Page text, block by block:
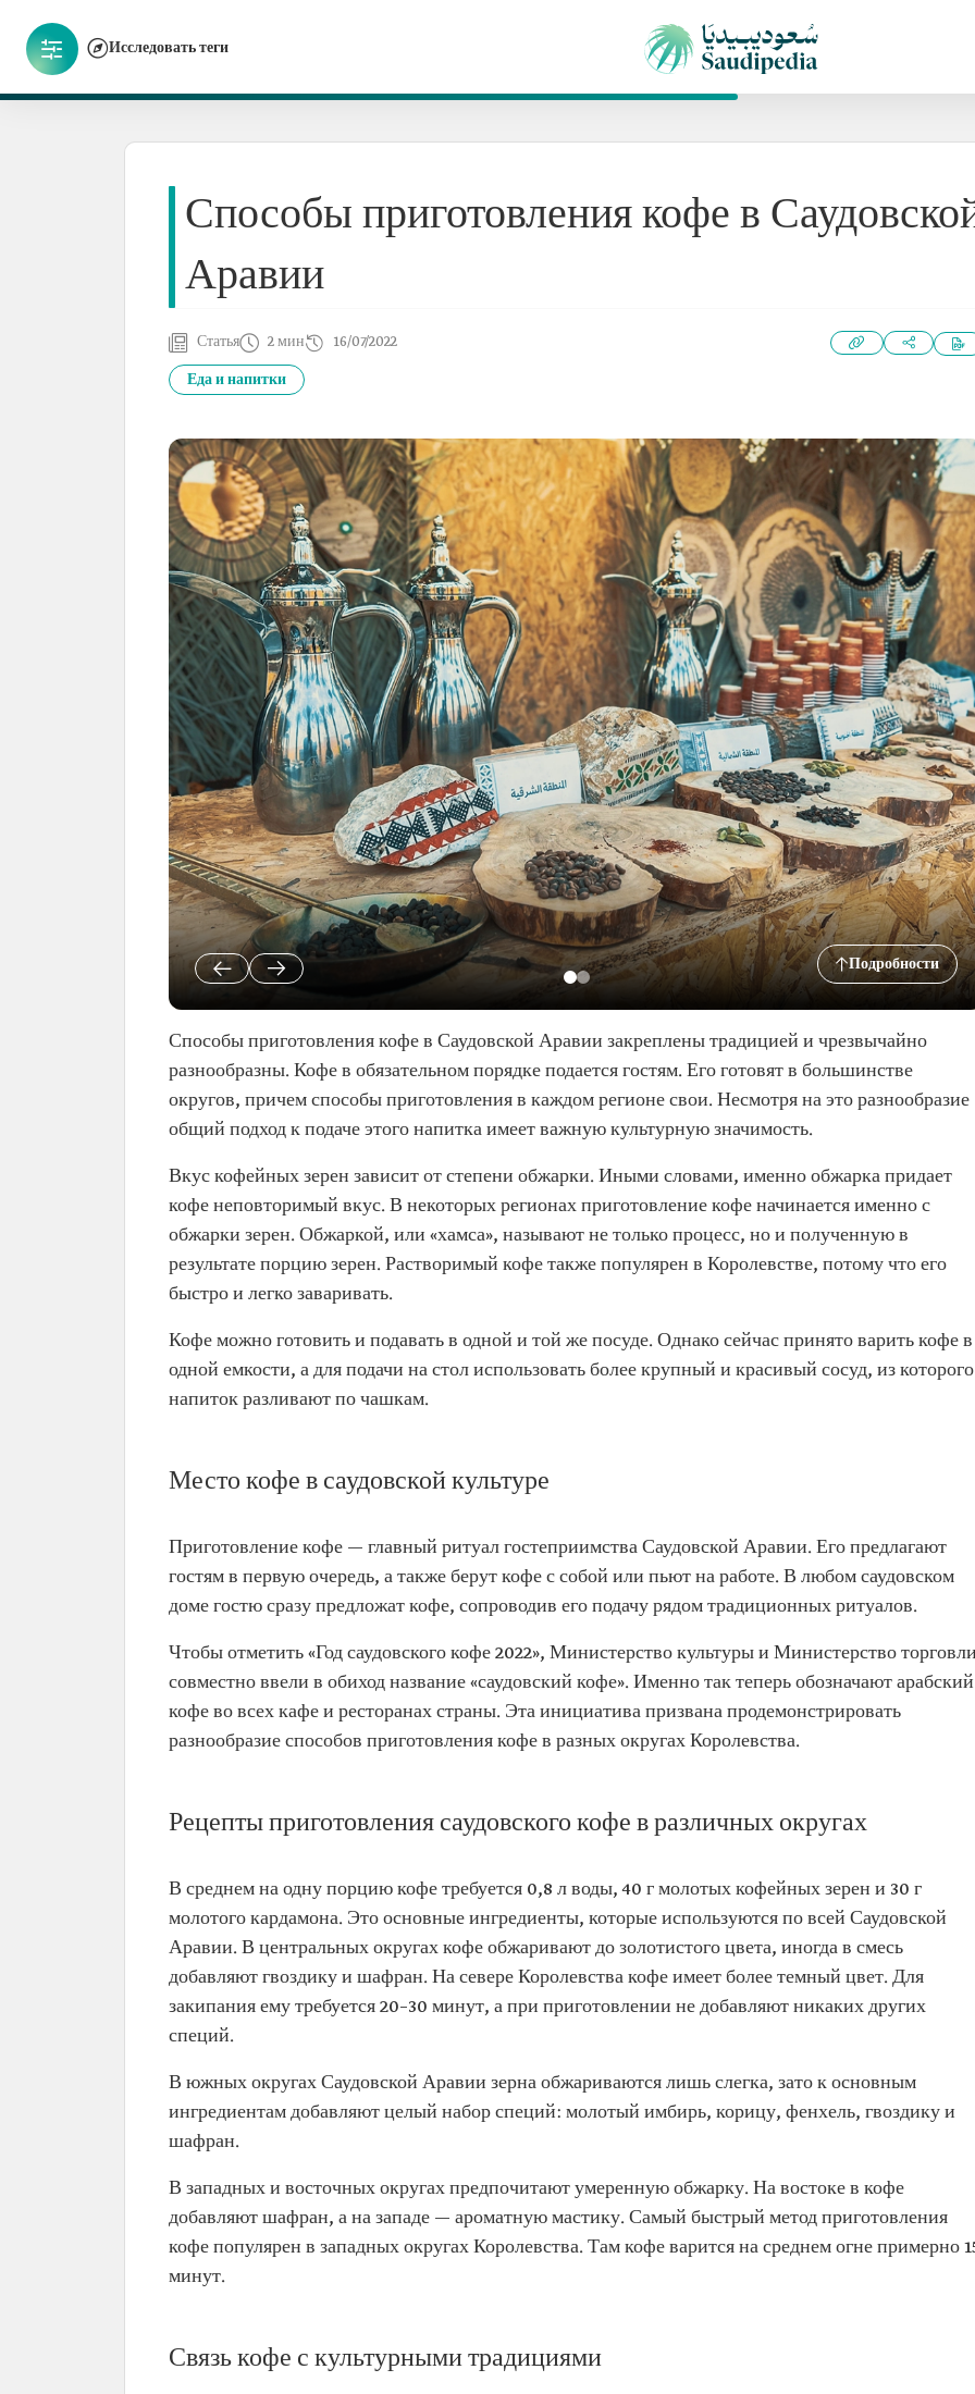
Исследовать теги
Способы приготовления кофе в
Аравии
Статья 2 мин 16/07/2022
Еда и напитки
Подробности
Способы приготовления кофе в Саудовской Аравии закреплены традицией и чрезвычайно
разнообразны. Кофе в обязательном порядке подается гостям. Его готовят в большинстве
округов, причем способы приготовления в каждом регионе свои. Несмотря на это разнообразие
общий подход к подаче этого напитка имеет важную культурную значимость.
Вкус кофейных зерен зависит от степени обжарки. Иными словами, именно обжарка придает
кофе неповторимый вкус. В некоторых регионах приготовление кофе начинается именно с
обжарки зерен. Обжаркой, или «хамса», называют не только процесс, но и полученную в
результате порцию зерен. Растворимый кофе также популярен в Королевстве, потому что его
быстро и легко заваривать.
Кофе можно готовить и подавать в одной и той же посуде. Однако сейчас принято варить кофе в
одной емкости, а для подачи на стол использовать более крупный и красивый сосуд, из которого
напиток разливают по чашкам.
Место кофе в саудовской культуре
Приготовление кофе — главный ритуал гостеприимства Саудовской Аравии. Его предлагают
гостям в первую очередь, а также берут кофе с собой или пьют на работе. В любом саудовском
доме гостю сразу предложат кофе, сопроводив его подачу рядом традиционных ритуалов.
Чтобы отметить «Год саудовского кофе 2022», Министерство культуры и Министерство
совместно ввели в обиход название «саудовский кофе». Именно так теперь обозначают арабский
кофе во всех кафе и ресторанах страны. Эта инициатива призвана продемонстрировать
разнообразие способов приготовления кофе в разных округах Королевства.
Рецепты приготовления саудовского кофе в различных округах
В среднем на одну порцию кофе требуется 0,8 л воды, 40 г молотых кофейных зерен и 30 г
молотого кардамона. Это основные ингредиенты, которые используются по всей Саудовской
Аравии. В центральных округах кофе обжаривают до золотистого цвета, иногда в смесь
добавляют гвоздику и шафран. На севере Королевства кофе имеет более темный цвет. Для
закипания ему требуется 20–30 минут, а при приготовлении не добавляют никаких других
специй.
В южных округах Саудовской Аравии зерна обжариваются лишь слегка, зато к основным
ингредиентам добавляют целый набор специй: молотый имбирь, корицу, фенхель, гвоздику и
шафран.
В западных и восточных округах предпочитают умеренную обжарку. На востоке в кофе
добавляют шафран, а на западе — ароматную мастику. Самый быстрый метод приготовления
кофе популярен в западных округах Королевства. Там кофе варится на среднем огне примерно
минут.
Связь кофе с культурными традициями